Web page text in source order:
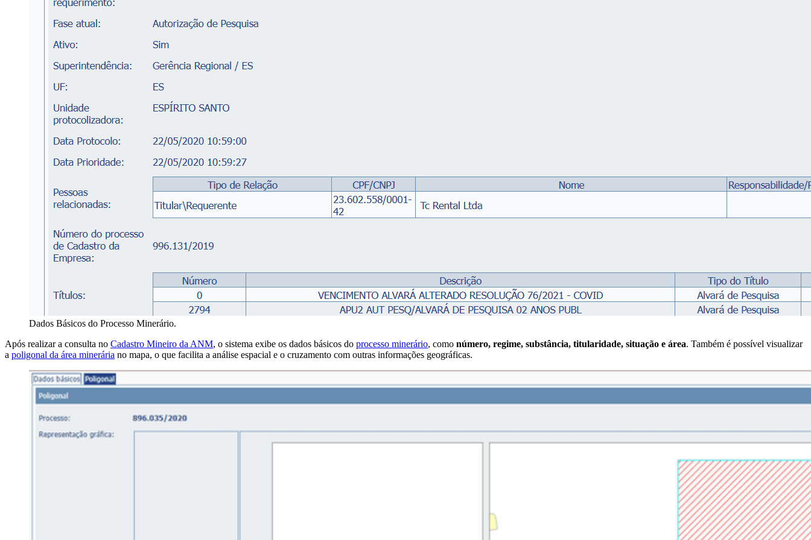
Dados Básicos do Processo Minerário.
Após realizar a consulta no Cadastro Mineiro da ANM, o sistema exibe os dados básicos do processo minerário, como número, regime, substância, titularidade, situação e área. Também é possível visualizar
a poligonal da área minerária no mapa, o que facilita a análise espacial e o cruzamento com outras informações geográficas.